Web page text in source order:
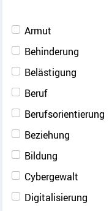
Armut
Behinderung
Belästigung
Beruf
Berufsorientierung
Beziehung
Bildung
Cybergewalt
Digitalisierung